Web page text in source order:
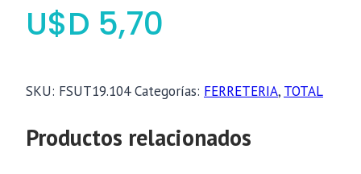
$ 5,70
SKU: FSUT19.104 Categorías: FERRETERIA, TOTAL
Productos relacionados